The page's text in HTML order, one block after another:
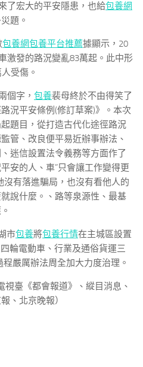
了宏大的平安隱患，也給包養網
題。
包養網包養平台推薦據顯示，20
激發的路況變亂83萬起。此中形
受傷。
個字， 包養裴母終於不由得笑了
況平安條例(修訂草案)》。本次
題目，從打造古代化途徑路況
管、改良便平易近辦事辦法、
迷信設置法令義務等方面作了
安的人、車”只會讓工作變得更
沒有落進騙局，也沒有看他人的
說什麼。、路等泉源性、最基
市包養將包養行情在主城區設置
輪電動車、行業及通俗貨運三
嚴厲辦法周全加大力度治理。
視臺《都會報道》、縱目消息、
、北京晚報）